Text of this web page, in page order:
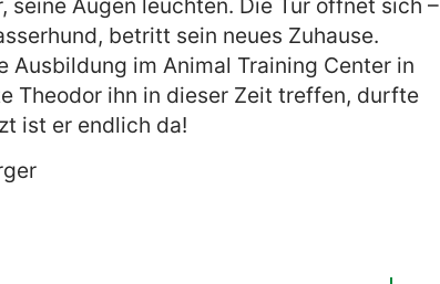
betritt sein neues Zuhause.
Ausbildung im Animal Training Center in
Theodor ihn in dieser Zeit treffen, durfte
ist er endlich da!